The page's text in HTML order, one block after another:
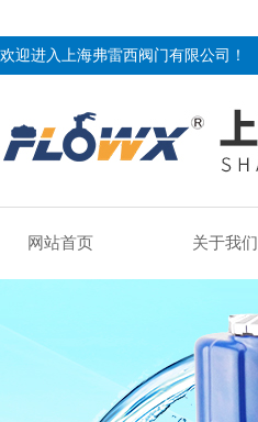
欢迎进入上海弗雷西阀门有限公司！
网站首页 关于我们